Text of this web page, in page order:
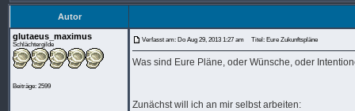
Autor
glutaeus_maximus
Schlächtergilde
Beiträge: 2599
Verfasst am: Do Aug 29, 2013 1:27 am Titel: Eure Zukunftspläne
Was sind Eure Pläne, oder Wünsche, oder
Zunächst will ich an mir selbst arbeiten: